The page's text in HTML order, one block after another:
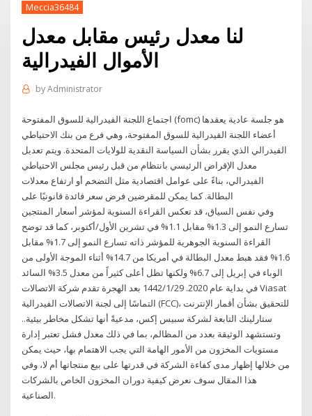
Meccia36484
لنا معدل رئيس مقابل معدل
الأموال الفيدرالية
byAdministrator
اجتماع اللجنة الفيدرالية للسوق المفتوحة (fomc) هو جلسة عادية يعقدها
أعضاء اللجنة الفيدرالية للسوق المفتوحة، وهي فرع من بنك الاحتياطي
الفيدرالي الذي يقرر بشأن السياسة النقدية للولايات المتحدة. ويتم تعديل
معدل الإقراض الرئيسي بانتظام من قبل رئيس مجلس الاحتياطي
الفيدرالي، بناءً على عوامل اقتصادية مثل التضخم أو ارتفاع معدلات
البطالة. كما يمكن للمقرضين فرض سعر فائدة قانونيًا على
وفي نفس السياق، قد تعكس القراءة السنوية لمؤشر أسعار المنتجين
تسارع النمو إلى 1.3% مقابل 1.1% في تشرين الأول/أكتوبر، كما قد توضح
القراءة السنوية الجوهرية للمؤشر ذاته تسارع النمو إلى 1.7% مقابل
1.6% فقد هبط معدل البطالة في أمريكا من 14.7% أثناء الموجة الأولى من
الوباء في إبريل إلى 6.7% ولكنها تظل أعلى كثيراً من معدل 3.5% السائد
في بداية عام 2020. 29‏‏/1‏‏/1442 بعد الهجرة تقدم شركة الاتصالات Viasat
التماسًا إلى لجنة الاتصالات الفيدرالية (FCC)، للتحقيق بشأن أقمار الإنترنت
ستارلينك التابعة لشركة سبيس إكس، مدعيةً أنها تشكل مخاطر بيئية..
وتستشهد الوثيقة بعدد من المظالم، بما في ذلك معدل فشل تعتبر إدارة
مستويات المخزون من الأمور الهامة التي يجب الاهتمام بها، حيث يمكن
من خلالها إظهار مدى كفاءة الشركة في قدرتها على بيع منتجاتها أم لا، وفي
هذا المقال سوف نعرض كيفية دوران المخزون الخاص بالشركات
الصناعية.